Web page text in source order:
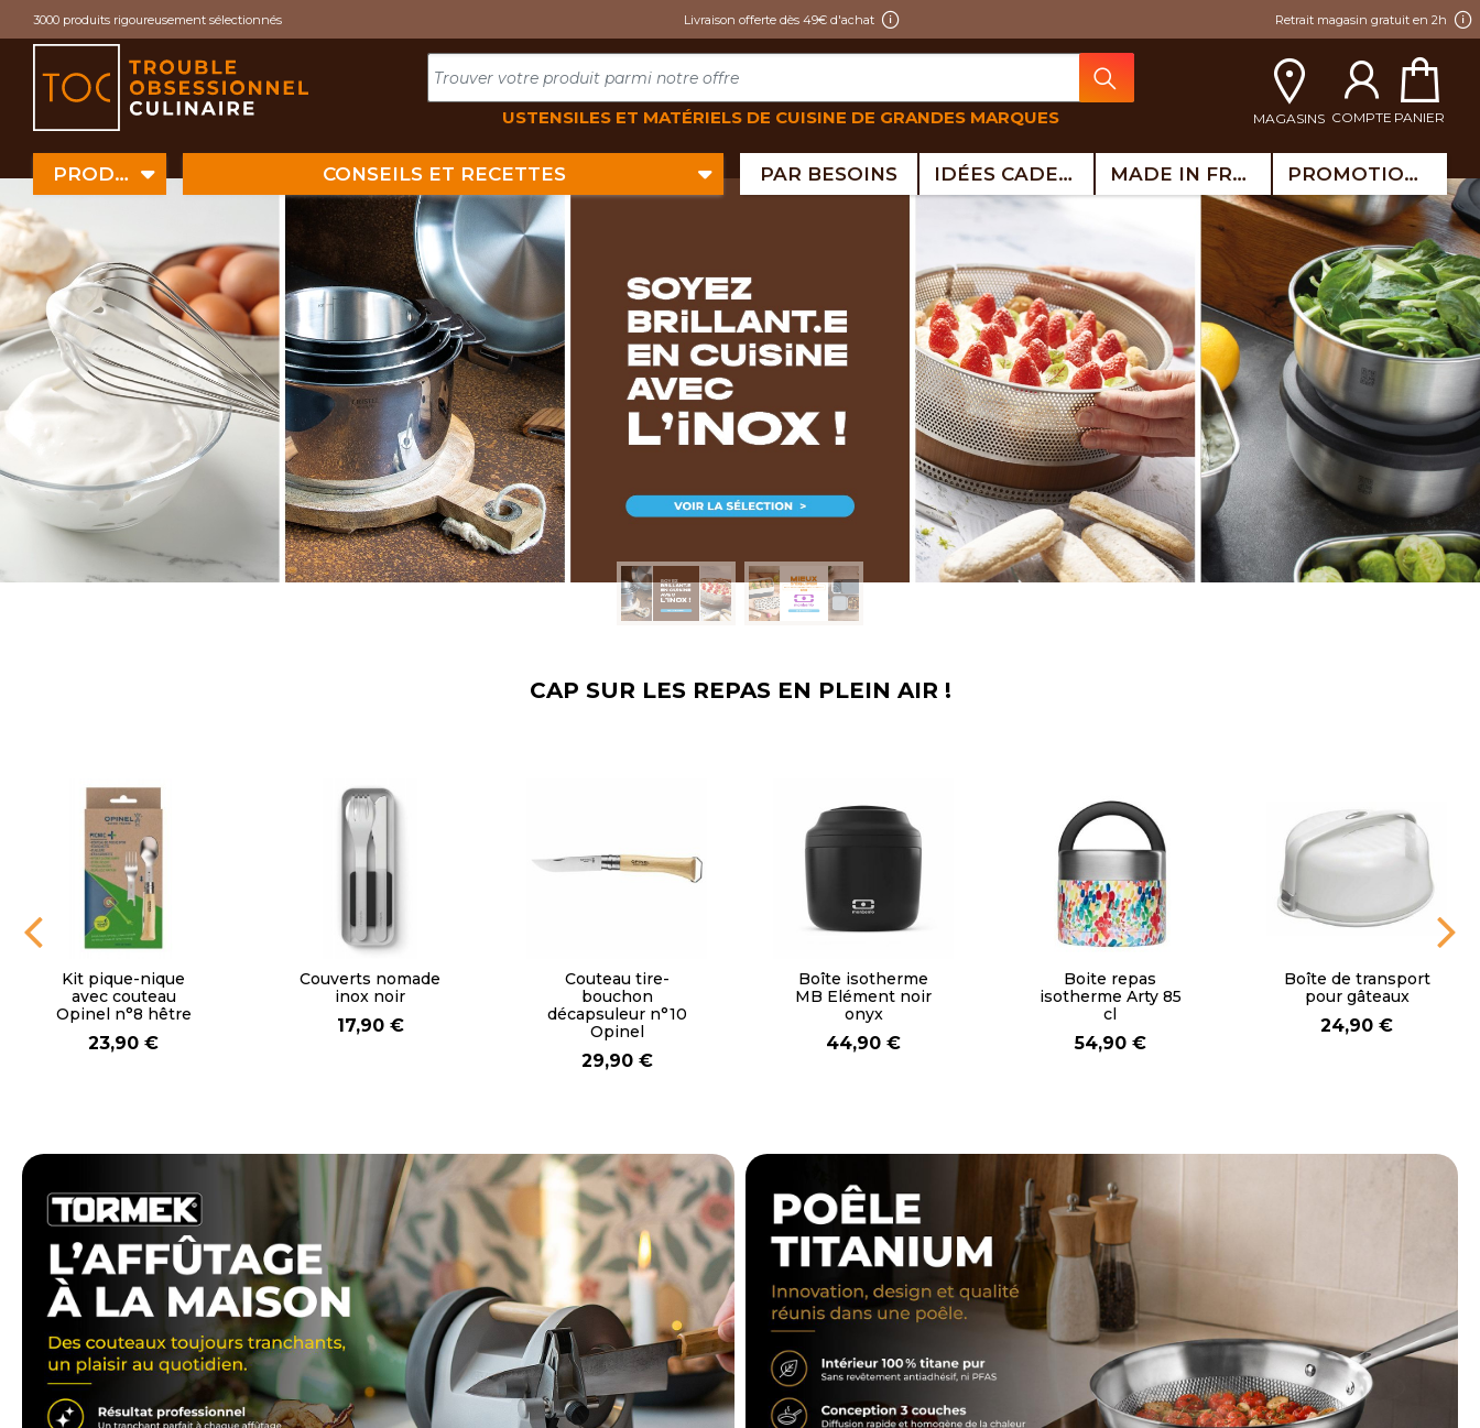
3000 produits rigoureusement sélectionnés Livraison offerte dès 49€ d'achat Retrait magasin gratuit en 2h
USTENSILES ET MATÉRIELS DE CUISINE DE GRANDES MARQUES MAGASINS COMPTE PANIER
PRODUITS CONSEILS ET RECETTES PAR BESOINS IDÉES CADEAUX MADE IN FRANCE PROMOTIONS
CAP SUR LES REPAS EN PLEIN AIR !
Boîte isotherme
MB Elément noir
onyx
44,90 €
Boite repas
isotherme Arty 85
cl
Boîte de transport
pour gâteaux
24,90 €
Boite repas
isotherme Granite
bleu nuit 85 cl
48,90 €
Couteau porte clé
N°2 orange
9,20 €
Couverts nomade
inox rose moka
17,90 €